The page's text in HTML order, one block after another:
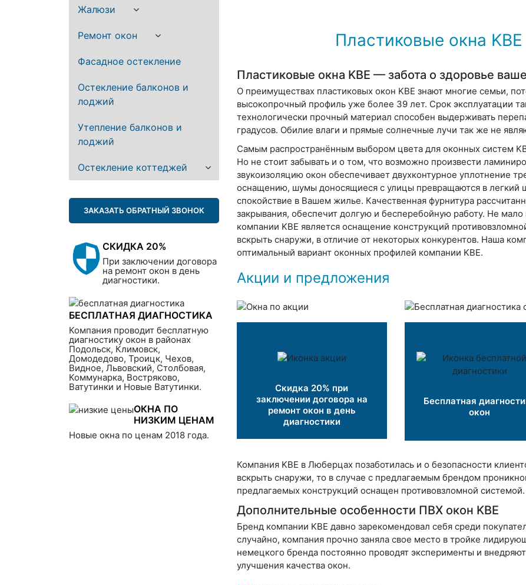
Жалюзи
Ремонт окон
Фасадное остекление
Остекление балконов и
лоджий
Утепление балконов и
лоджий
Остекление коттеджей
ЗАКАЗАТЬ ОБРАТНЫЙ ЗВОНОК
СКИДКА 20%
При заключении договора
на ремонт окон в день
диагностики.
БЕСПЛАТНАЯ ДИАГНОСТИКА
Компания проводит бесплатную
диагностику окон в районах
Подольск, Климовск,
Домодедово, Троицк, Чехов,
Видное, Львовский, Столбовая,
Коммунарка, Востряково,
Ватутинки и Новые Ватутинки.
ОКНА ПО
НИЗКИМ ЦЕНАМ
Новые окна по ценам 2018 года.
Пластиковые окна
Пластиковые окна KBE — забота о здоровье
О преимуществах пластиковых окон KBE знают многие семьи,
высокопрочный профиль уже более 39 лет. Срок эксплуатации
технологически прочный материал способен выдерживать
градусов. Обилие влаги и прямые солнечные лучи так же не
Самым распространённым выбором цвета для оконных систем
Но не стоит забывать и о том, что возможно произвести
звукоизоляцию окон обеспечивает двухконтурное уплотнение
оснащению, шумы доносящиеся с улицы превращаются в легкий
спокойствие в Вашем жилье. Качественная фурнитура
закрывания, обеспечит долгую и бесперебойную работу. Не
компании KBE является оснащение конструкций
вскрыть снаружи, в отличие от некоторых конкурентов. Наша
оптимальный вариант оконных профилей компании KBE.
Акции и предложения
Скидка 20% при
заключении договора на
ремонт окон в день
диагностики
Бесплатная
окон
Компания KBE в Люберцах позаботилась и о безопасности
вскрыть снаружи, то в случае с предлагаемым брендом
предлагаемых конструкций оснащен противовзломной системой.
Дополнительные особенности ПВХ окон KBE
Бренд компании KBE давно зарекомендовал себя среди
случайно, компания прочно заняла свое место в тройке
немецкого бренда постоянно проводят эксперименты и
улучшения качества окон.